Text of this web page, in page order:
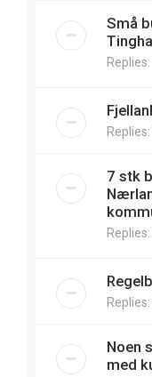
Små
Replies:
Replies:
7 stk
Replies:
Replies:
Noen
med